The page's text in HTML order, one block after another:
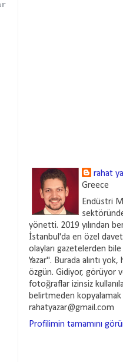
rahat
Greece
Endüstri
yönetti. 2019 yılından
İstanbul'da en özel
olayları gazetelerden
Yazar". Burada alıntı
özgün. Gidiyor, görüyor ve
fotoğraflar izinsiz
belirtmeden
rahatyazar@gmail.com
Profilimin tamamını